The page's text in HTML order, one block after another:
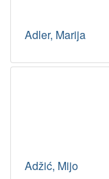
Adler, Marija
Adžić, Mijo